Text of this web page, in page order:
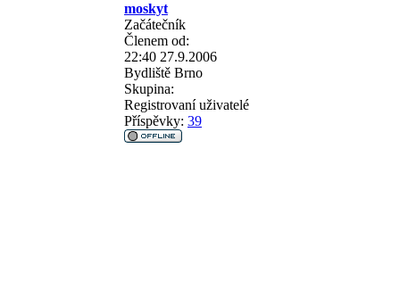
moskyt
Začátečník
Členem od:
22:40 27.9.2006
Bydliště Brno
Skupina:
Registrovaní uživatelé
Příspěvky: 39